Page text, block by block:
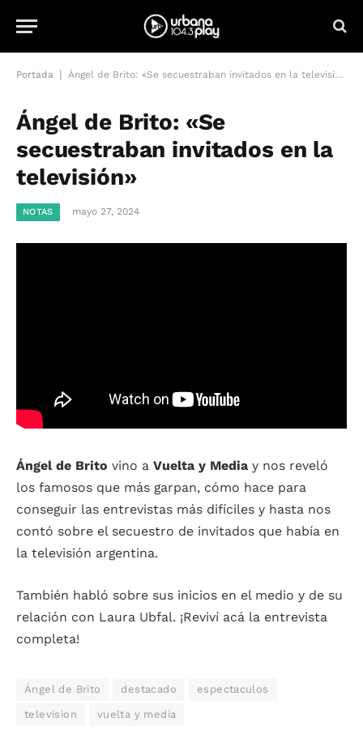
Portada Ángel de Brito: «Se secuestraban invitados en la televisión»
Ángel de Brito: «Se
secuestraban invitados en la
televisión»
NOTAS mayo 27, 2024
Ángel de Brito vino a Vuelta y Media y nos reveló
los famosos que más garpan, cómo hace para
conseguir las entrevistas más difíciles y hasta nos
contó sobre el secuestro de invitados que había en
la televisión argentina.
También habló sobre sus inicios en el medio y de su
relación con Laura Ubfal. ¡Reviví acá la entrevista
completa!
Ángel de Brito destacado espectaculos
television vuelta y media